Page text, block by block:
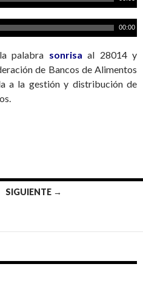
00:00
palabra sonrisa al 28014 y
de Bancos de Alimentos
a la gestión y distribución de
SIGUIENTE →